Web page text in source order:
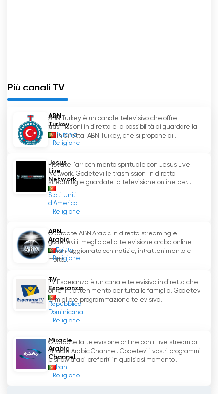
Più canali TV
ABN
Turkey
Turchia
Religione
ABN Turkey è un canale televisivo che offre
trasmissioni in diretta e la possibilità di guardare la
TV in diretta. ABN Turkey, che si propone di...
Jesus
Live
Network
Stati Uniti
d'America
Religione
Provate l'arricchimento spirituale con Jesus Live
Network. Godetevi le trasmissioni in diretta
streaming e guardate la televisione online per...
ABN
Arabic
Egitto
Religione
Guardate ABN Arabic in diretta streaming e
godetevi il meglio della televisione araba online.
Rimani aggiornato con notizie, intrattenimento e
molto...
TV
Esperanza
Repubblica
Dominicana
Religione
TV Esperanza è un canale televisivo in diretta che
offre intrattenimento per tutta la famiglia. Godetevi
la migliore programmazione televisiva...
Miracle
Arabic
Channel
Iran
Religione
Guardate la televisione online con il live stream di
Miracle Arabic Channel. Godetevi i vostri programmi
e show arabi preferiti in qualsiasi momento...